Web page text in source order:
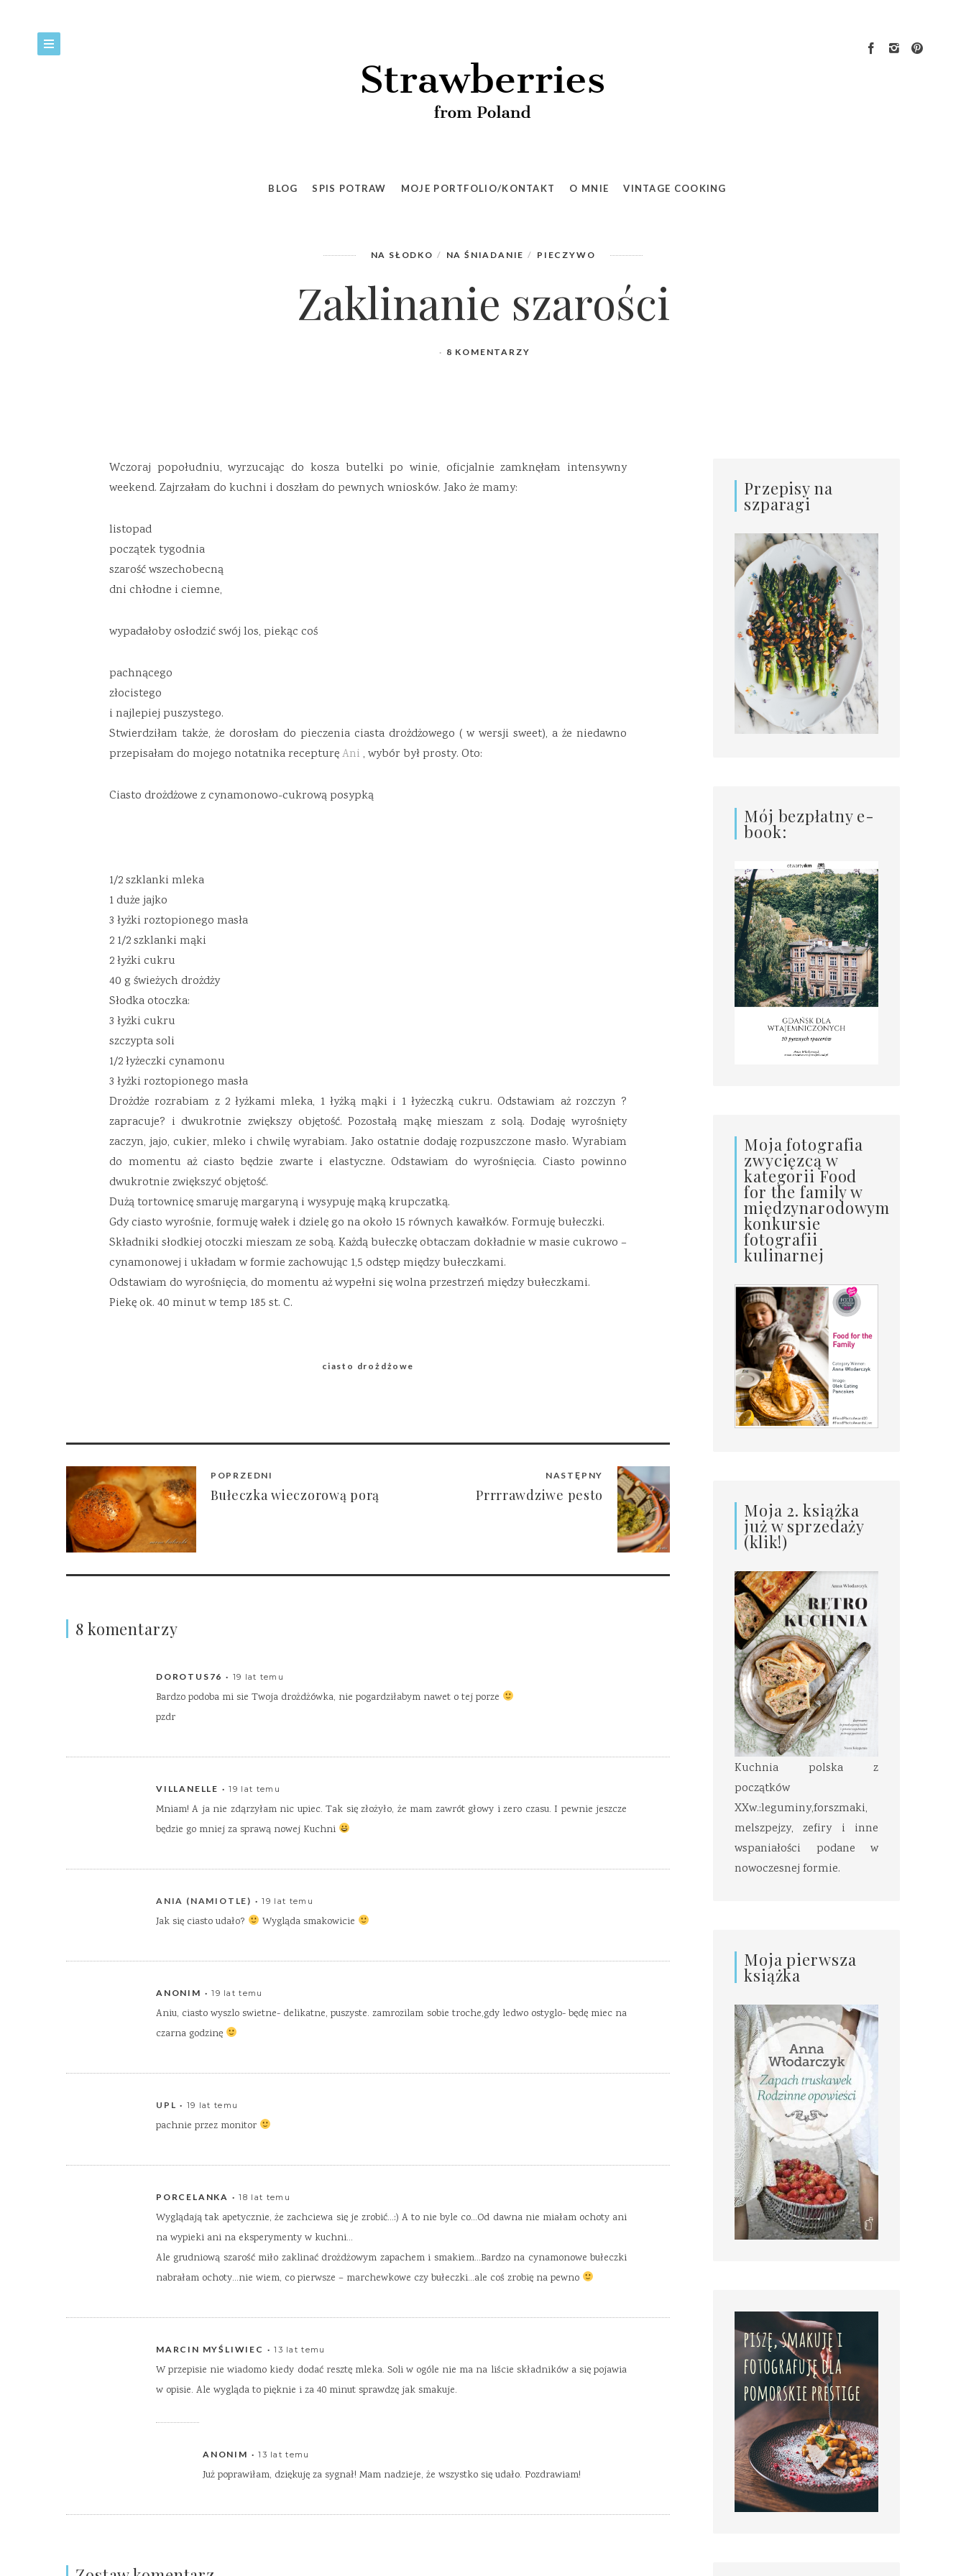
BLOG SPIS POTRAW MOJE PORTFOLIO/KONTAKT O MNIE VINTAGE COOKING
NA SŁODKO NA ŚNIADANIE PIECZYWO
Zaklinanie szarości
8 KOMENTARZY
Wczoraj popołudniu, wyrzucając do kosza butelki po winie, oficjalnie zamknęłam intensywny
weekend. Zajrzałam do kuchni i doszłam do pewnych wniosków. Jako że mamy:
listopad
początek tygodnia
szarość wszechobecną
dni chłodne i ciemne,
wypadałoby osłodzić swój los, piekąc coś
pachnącego
złocistego
i najlepiej puszystego.
Stwierdziłam także, że dorosłam do pieczenia ciasta drożdżowego ( w wersji sweet), a że niedawno
przepisałam do mojego notatnika recepturęAni , wybór był prosty. Oto:
Ciasto drożdżowe z cynamonowo-cukrową posypką
1/2 szklanki mleka
1 duże jajko
3 łyżki roztopionego masła
2 1/2 szklanki mąki
2 łyżki cukru
40 g świeżych drożdży
Słodka otoczka:
3 łyżki cukru
szczypta soli
1/2 łyżeczki cynamonu
3 łyżki roztopionego masła
Drożdże rozrabiam z 2 łyżkami mleka, 1 łyżką mąki i 1 łyżeczką cukru. Odstawiam aż rozczyn ?
zapracuje? i dwukrotnie zwiększy objętość. Pozostałą mąkę mieszam z solą. Dodaję wyrośnięty
zaczyn, jajo, cukier, mleko i chwilę wyrabiam. Jako ostatnie dodaję rozpuszczone masło. Wyrabiam
do momentu aż ciasto będzie zwarte i elastyczne. Odstawiam do wyrośnięcia. Ciasto powinno
dwukrotnie zwiększyć objętość.
Dużą tortownicę smaruję margaryną i wysypuję mąką krupczatką.
Gdy ciasto wyrośnie, formuję wałek i dzielę go na około 15 równych kawałków. Formuję bułeczki.
Składniki słodkiej otoczki mieszam ze sobą. Każdą bułeczkę obtaczam dokładnie w masie cukrowo –
cynamonowej i układam w formie zachowując 1,5 odstęp między bułeczkami.
Odstawiam do wyrośnięcia, do momentu aż wypełni się wolna przestrzeń między bułeczkami.
Piekę ok. 40 minut w temp 185 st. C.
ciasto drożdżowe
POPRZEDNI
Bułeczka wieczorową porą
NASTĘPNY
Prrrrawdziwe pesto
8 komentarzy
DOROTUS76 19 lat temu
Bardzo podoba mi sie Twoja drożdżówka, nie pogardziłabym nawet o tej porze
pzdr
VILLANELLE 19 lat temu
Mniam! A ja nie zdąrzyłam nic upiec. Tak się złożyło, że mam zawrót głowy i zero czasu. I pewnie jeszcze
będzie go mniej za sprawą nowej Kuchni
ANIA (NAMIOTLE) 19 lat temu
Jak się ciasto udało? Wygląda smakowicie
ANONIM 19 lat temu
Aniu, ciasto wyszlo swietne- delikatne, puszyste. zamrozilam sobie troche,gdy ledwo ostyglo- będę miec na
czarna godzinę
UPL 19 lat temu
pachnie przez monitor
PORCELANKA 18 lat temu
Wyglądają tak apetycznie, że zachciewa się je zrobić…:) A to nie byle co…Od dawna nie miałam ochoty ani
na wypieki ani na eksperymenty w kuchni…
Ale grudniową szarość miło zaklinać drożdżowym zapachem i smakiem…Bardzo na cynamonowe bułeczki
nabrałam ochoty…nie wiem, co pierwsze – marchewkowe czy bułeczki…ale coś zrobię na pewno
MARCIN MYŚLIWIEC 13 lat temu
W przepisie nie wiadomo kiedy dodać resztę mleka. Soli w ogóle nie ma na liście składników a się pojawia
w opisie. Ale wygląda to pięknie i za 40 minut sprawdzę jak smakuje.
ANONIM 13 lat temu
Już poprawiłam, dziękuję za sygnał! Mam nadzieje, że wszystko się udało. Pozdrawiam!
Przepisy na
szparagi
Mój bezpłatny e-
book:
Moja fotografia
zwycięzcą w
kategorii Food
for the family w
międzynarodowym
konkursie
fotografii
kulinarnej
Moja 2. książka
już w sprzedaży
(klik!)
Kuchnia polska z
początków
XXw.:leguminy,forszmaki,
melszpejzy, zefiry i inne
wspaniałości podane w
nowoczesnej formie.
Moja pierwsza
książka